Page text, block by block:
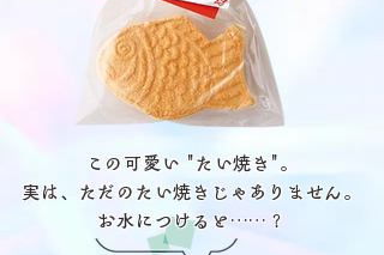
この可愛い "たい焼き"。
実は、ただのたい焼きじゃありません。
お水につけると……？